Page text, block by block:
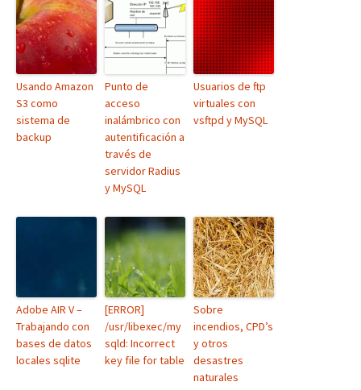
Usando Amazon
S3 como
sistema de
backup
Punto de
acceso
inalámbrico con
autentificación a
través de
servidor Radius
y MySQL
Usuarios de ftp
virtuales con
vsftpd y MySQL
Adobe AIR V –
Trabajando con
bases de datos
locales sqlite
[ERROR]
/usr/libexec/my
sqld: Incorrect
key file for table
Sobre
incendios, CPD’s
y otros
desastres
naturales